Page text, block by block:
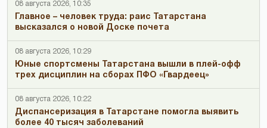
08 августа 2026, 10:35
Главное – человек труда: раис Татарстана
высказался о новой Доске почета
08 августа 2026, 10:29
Юные спортсмены Татарстана вышли в плей-офф
трех дисциплин на сборах ПФО «Гвардеец»
08 августа 2026, 10:22
Диспансеризация в Татарстане помогла выявить
более 40 тысяч заболеваний